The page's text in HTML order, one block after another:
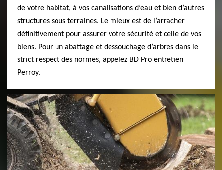
de votre habitat, à vos canalisations d’eau et bien d’autres
structures sous terraines. Le mieux est de l’arracher
définitivement pour assurer votre sécurité et celle de vos
biens. Pour un abattage et dessouchage d’arbres dans le
strict respect des normes, appelez BD Pro entretien
Perroy.